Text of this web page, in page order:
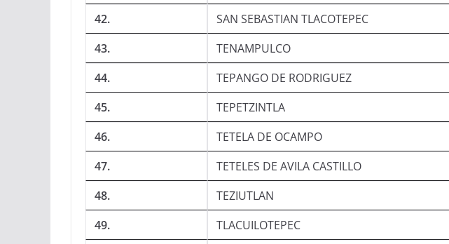
42.
SAN SEBASTIAN TLACOTEPEC
43.
TENAMPULCO
44.
TEPANGO DE RODRIGUEZ
45.
TEPETZINTLA
46.
TETELA DE OCAMPO
47.
TETELES DE AVILA CASTILLO
48.
TEZIUTLAN
49.
TLACUILOTEPEC